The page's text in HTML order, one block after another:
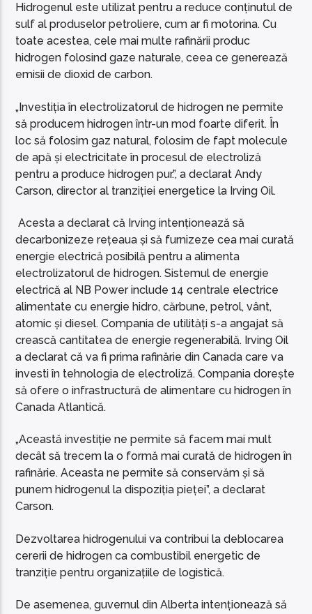
Hidrogenul este utilizat pentru a reduce conținutul de
sulf al produselor petroliere, cum ar fi motorina. Cu
toate acestea, cele mai multe rafinării produc
hidrogen folosind gaze naturale, ceea ce generează
emisii de dioxid de carbon.
„Investiția în electrolizatorul de hidrogen ne permite
să producem hidrogen într-un mod foarte diferit. În
loc să folosim gaz natural, folosim de fapt molecule
de apă și electricitate în procesul de electroliză
pentru a produce hidrogen pur.”, a declarat Andy
Carson, director al tranziției energetice la Irving Oil.
Acesta a declarat că Irving intenționează să
decarbonizeze rețeaua și să furnizeze cea mai curată
energie electrică posibilă pentru a alimenta
electrolizatorul de hidrogen. Sistemul de energie
electrică al NB Power include 14 centrale electrice
alimentate cu energie hidro, cărbune, petrol, vânt,
atomic și diesel. Compania de utilități s-a angajat să
crească cantitatea de energie regenerabilă. Irving Oil
a declarat că va fi prima rafinărie din Canada care va
investi în tehnologia de electroliză. Compania dorește
să ofere o infrastructură de alimentare cu hidrogen în
Canada Atlantică.
„Această investiție ne permite să facem mai mult
decât să trecem la o formă mai curată de hidrogen în
rafinărie. Aceasta ne permite să conservăm și să
punem hidrogenul la dispoziția pieței”, a declarat
Carson.
Dezvoltarea hidrogenului va contribui la deblocarea
cererii de hidrogen ca combustibil energetic de
tranziție pentru organizațiile de logistică.
De asemenea, guvernul din Alberta intenționează să